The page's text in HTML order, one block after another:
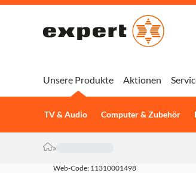
Unsere Produkte
TV & Audio Computer & Zubehör
Aktionen
»
Web-Code: 11310001498